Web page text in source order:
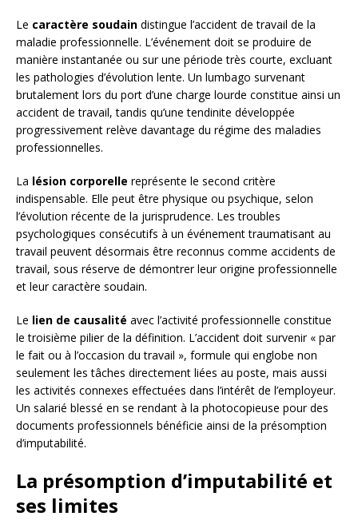
Le caractère soudain distingue l’accident de travail de la
maladie professionnelle. L’événement doit se produire de
manière instantanée ou sur une période très courte, excluant
les pathologies d’évolution lente. Un lumbago survenant
brutalement lors du port d’une charge lourde constitue ainsi un
accident de travail, tandis qu’une tendinite développée
progressivement relève davantage du régime des maladies
professionnelles.
La lésion corporelle représente le second critère
indispensable. Elle peut être physique ou psychique, selon
l’évolution récente de la jurisprudence. Les troubles
psychologiques consécutifs à un événement traumatisant au
travail peuvent désormais être reconnus comme accidents de
travail, sous réserve de démontrer leur origine professionnelle
et leur caractère soudain.
Le lien de causalité avec l’activité professionnelle constitue
le troisième pilier de la définition. L’accident doit survenir « par
le fait ou à l’occasion du travail », formule qui englobe non
seulement les tâches directement liées au poste, mais aussi
les activités connexes effectuées dans l’intérêt de l’employeur.
Un salarié blessé en se rendant à la photocopieuse pour des
documents professionnels bénéficie ainsi de la présomption
d’imputabilité.
La présomption d’imputabilité et
ses limites